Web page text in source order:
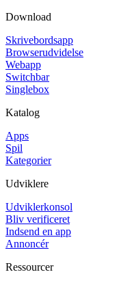
Download
Skrivebordsapp
Browserudvidelse
Webapp
Switchbar
Singlebox
Katalog
Apps
Spil
Kategorier
Udviklere
Udviklerkonsol
Bliv verificeret
Indsend en app
Annoncér
Ressourcer